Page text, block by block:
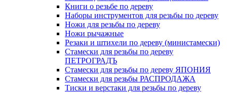
Книги о резьбе по дереву
Наборы инструментов для резьбы по дереву
Ножи для резьбы по дереву
Ножи рычажные
Резаки и штихели по дереву (министамески)
Стамески для резьбы по дереву
ПЕТРОГРАДЪ
Стамески для резьбы по дереву ЯПОНИЯ
Стамески для резьбы РАСПРОДАЖА
Тиски и верстаки для резьбы по дереву